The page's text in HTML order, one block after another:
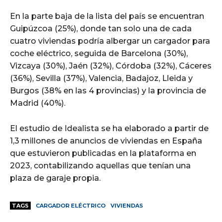
En la parte baja de la lista del país se encuentran
Guipúzcoa (25%), donde tan solo una de cada
cuatro viviendas podría albergar un cargador para
coche eléctrico, seguida de Barcelona (30%),
Vizcaya (30%), Jaén (32%), Córdoba (32%), Cáceres
(36%), Sevilla (37%), Valencia, Badajoz, Lleida y
Burgos (38% en las 4 provincias) y la provincia de
Madrid (40%).
El estudio de Idealista se ha elaborado a partir de
1,3 millones de anuncios de viviendas en España
que estuvieron publicadas en la plataforma en
2023, contabilizando aquellas que tenían una
plaza de garaje propia.
TAGS CARGADOR ELÉCTRICO VIVIENDAS